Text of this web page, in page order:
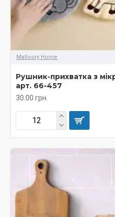
Malloory Home
Рушник-прихватка з
арт. 66-457
30.00 грн.